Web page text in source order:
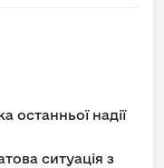
останньої надії
ситуація з